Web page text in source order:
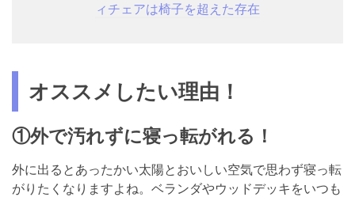
ィチェアは椅子を超えた存在
オススメしたい理由！
①外で汚れずに寝っ転がれる！
外に出るとあったかい太陽とおいしい空気で思わず寝っ転
がりたくなりますよね。ベランダやウッドデッキをいつも